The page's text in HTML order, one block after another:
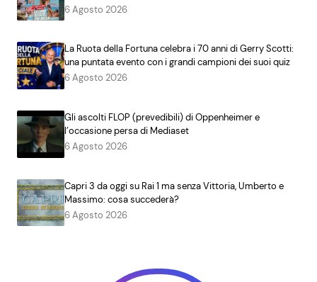
6 Agosto 2026
La Ruota della Fortuna celebra i 70 anni di Gerry Scotti:
una puntata evento con i grandi campioni dei suoi quiz
6 Agosto 2026
Gli ascolti FLOP (prevedibili) di Oppenheimer e
l’occasione persa di Mediaset
6 Agosto 2026
Capri 3 da oggi su Rai 1 ma senza Vittoria, Umberto e
Massimo: cosa succederà?
6 Agosto 2026